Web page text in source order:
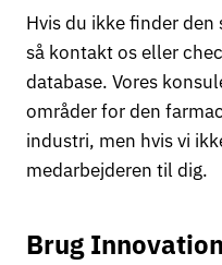
Hvis du ikke finder
så kontakt os eller
database. Vores
områder for den
industri, men hvis vi
medarbejderen til dig.
Brug